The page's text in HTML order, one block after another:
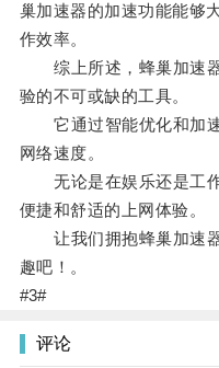
巢加速器的加速功能能够
作效率。
综上所述，蜂巢加速器
验的不可或缺的工具。
它通过智能优化和加速
网络速度。
无论是在娱乐还是工作
便捷和舒适的上网体验。
让我们拥抱蜂巢加速器
趣吧！。
#3#
评论